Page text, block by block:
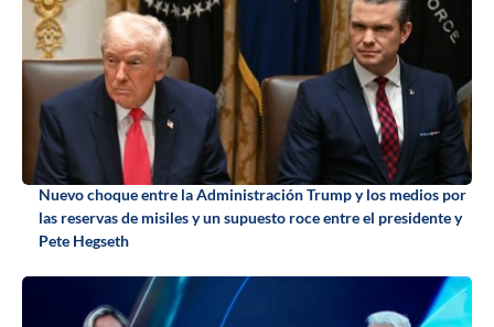
Nuevo choque entre la Administración Trump y los medios por
las reservas de misiles y un supuesto roce entre el presidente y
Pete Hegseth